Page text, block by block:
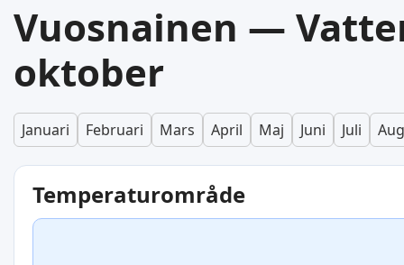
Vuosnainen —
oktober
Januari Februari Mars April Maj Juni Juli
Temperaturområde